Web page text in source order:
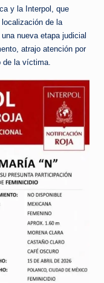
y la Interpol, que
de la
nueva etapa judicial
atrajo atención por
de la víctima.